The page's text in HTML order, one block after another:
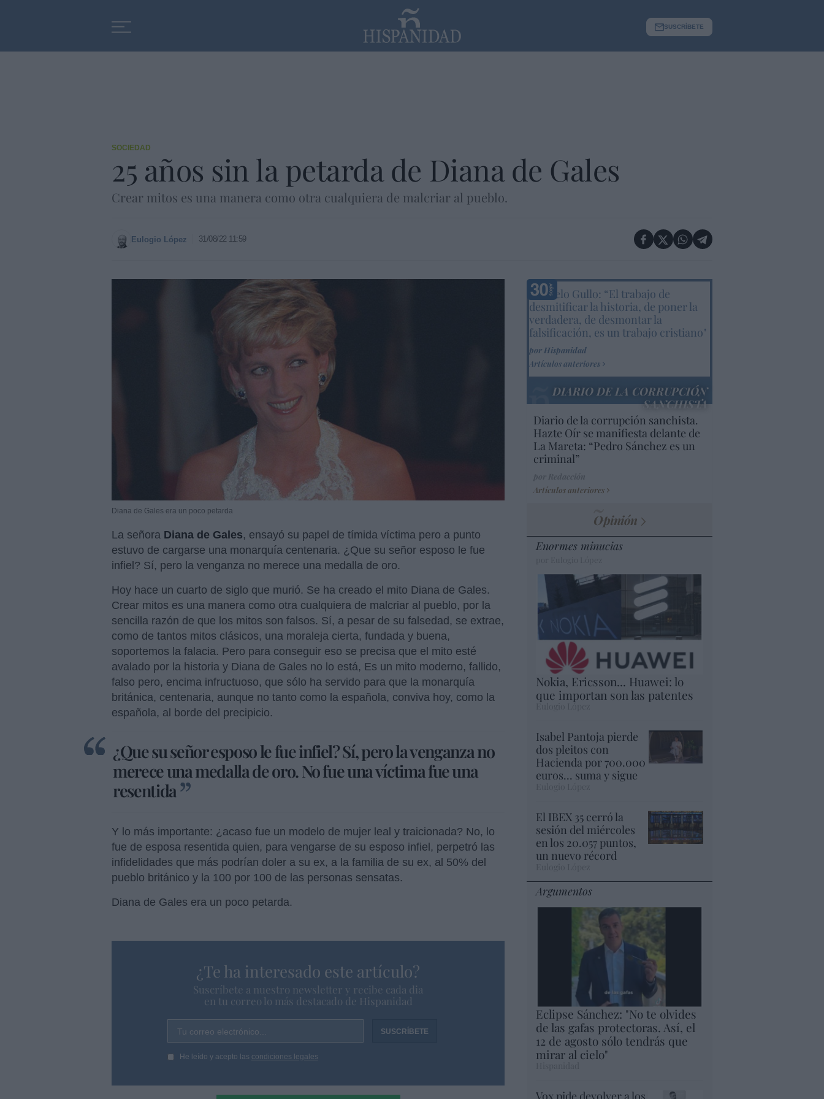
SUSCRÍBETE
SOCIEDAD
25 años sin la petarda de Diana de Gales
Crear mitos es una manera como otra cualquiera de malcriar al pueblo.
Eulogio López 31/08/22 11:59
Diana de Gales era un poco petarda
La señora Diana de Gales, ensayó su papel de tímida víctima pero a punto
estuvo de cargarse una monarquía centenaria. ¿Que su señor esposo le fue
infiel? Sí, pero la venganza no merece una medalla de oro.
Hoy hace un cuarto de siglo que murió. Se ha creado el mito Diana de Gales.
Crear mitos es una manera como otra cualquiera de malcriar al pueblo, por la
sencilla razón de que los mitos son falsos. Sí, a pesar de su falsedad, se extrae,
como de tantos mitos clásicos, una moraleja cierta, fundada y buena,
soportemos la falacia. Pero para conseguir eso se precisa que el mito esté
avalado por la historia y Diana de Gales no lo está, Es un mito moderno, fallido,
falso pero, encima infructuoso, que sólo ha servido para que la monarquía
británica, centenaria, aunque no tanto como la española, conviva hoy, como la
española, al borde del precipicio.
¿Que su señor esposo le fue infiel? Sí, pero la venganza no
merece una medalla de oro. No fue una víctima fue una
resentida
Y lo más importante: ¿acaso fue un modelo de mujer leal y traicionada? No, lo
fue de esposa resentida quien, para vengarse de su esposo infiel, perpetró las
infidelidades que más podrían doler a su ex, a la familia de su ex, al 50% del
pueblo británico y la 100 por 100 de las personas sensatas.
Diana de Gales era un poco petarda.
¿Te ha interesado este artículo?
Suscríbete a nuestro newsletter y recibe cada dia
en tu correo lo más destacado de Hispanidad
Tu correo electrónico...
He leído y acepto las condiciones legales
Marcelo Gullo: “El trabajo de
desmitificar la historia, de poner la
verdadera, de desmontar la
falsificación, es un trabajo cristiano"
por Hispanidad
Artículos anteriores
DIARIO DE LA CORRUPCIÓN
SANCHISTA
Diario de la corrupción sanchista.
Hazte Oír se manifiesta delante de
La Mareta: “Pedro Sánchez es un
criminal”
Artículos anteriores
Opinión
Enormes minucias
Nokia, Ericsson... Huawei: lo
que importan son las patentes
Eulogio López
Isabel Pantoja pierde
dos pleitos con
Hacienda por 700.000
euros... suma y sigue
El IBEX 35 cerró la
sesión del miércoles
en los 20.057 puntos,
un nuevo récord
Argumentos
Eclipse Sánchez: "No te olvides
de las gafas protectoras. Así, el
12 de agosto sólo tendrás que
mirar al cielo"